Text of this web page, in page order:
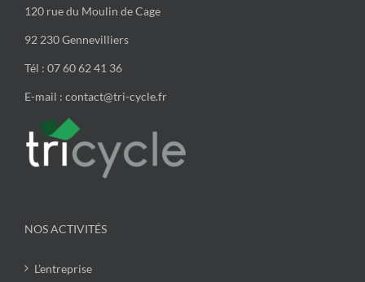
120 rue du Moulin de Cage
92 230 Gennevilliers
Tél : 07 60 62 41 36
E-mail : contact@tri-cycle.fr
NOS ACTIVITÉS
L’entreprise